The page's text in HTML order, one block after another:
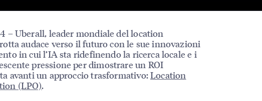
– Uberall, leader mondiale del location
audace verso il futuro con le sue innovazioni
in cui l’IA sta ridefinendo la ricerca locale e i
pressione per dimostrare un ROI
avanti un approccio trasformativo:Location
(LPO).